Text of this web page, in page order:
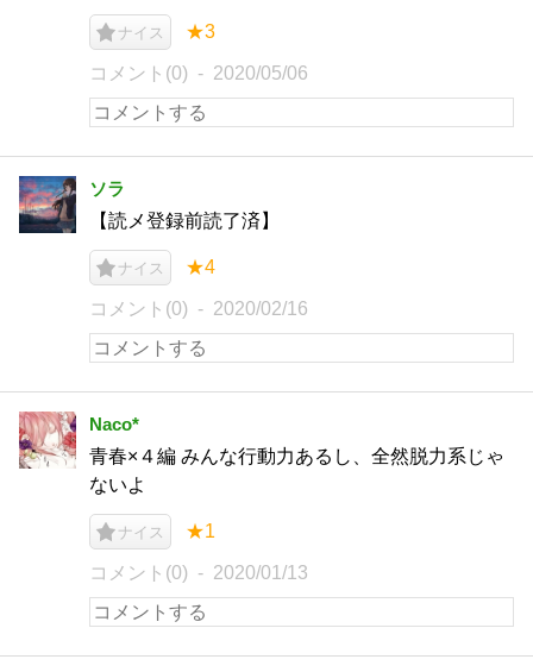
ナイス ★3
コメント(0) 2020/05/06
ソラ
【読メ登録前読了済】
ナイス ★4
コメント(0) 2020/02/16
Naco*
青春×４編 みんな行動力あるし、全然脱力系じゃ
ないよ
ナイス ★1
コメント(0) 2020/01/13